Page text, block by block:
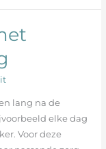
lang na de
elke dag
Voor deze